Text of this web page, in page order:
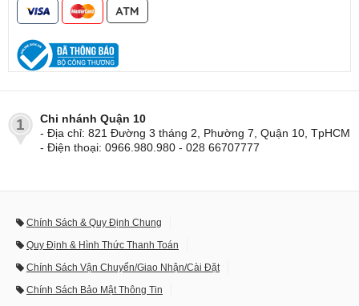
1
Chi nhánh Quận 10
- Địa chỉ: 821 Đường 3 tháng 2, Phường 7, Quận 10, TpHCM
- Điện thoại: 0966.980.980 - 028 66707777
Chính Sách & Quy Định Chung
Quy Định & Hình Thức Thanh Toán
Chính Sách Vận Chuyển/Giao Nhận/Cài Đặt
Chính Sách Bảo Mật Thông Tin